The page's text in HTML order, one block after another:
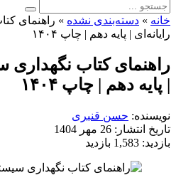
خانه » دسته‌بندی نشده » راهنمای
رایانه‌ای | پایه دهم | چاپ ۱۴۰۴
راهنمای کتاب نگهداری
| پایه دهم | چاپ ۱۴۰۴
نویسنده: حسن قنبری
تاریخ انتشار: 26 مهر 1404
بازدید: 1,583 بازدید